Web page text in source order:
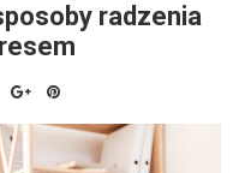
radzenia